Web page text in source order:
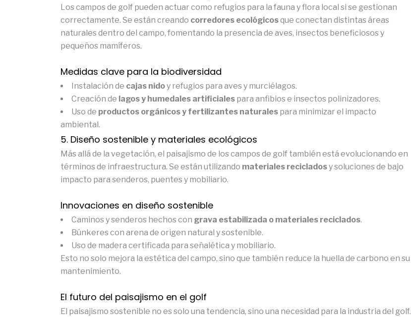
Los campos de golf pueden actuar como refugios para la fauna y flora local si se gestionan
correctamente. Se están creando corredores ecológicosque conectan distintas áreas
naturales dentro del campo, fomentando la presencia de aves, insectos beneficiosos y
pequeños mamíferos.
Medidas clave para la biodiversidad
Instalación de cajas nidoy refugios para aves y murciélagos.
Creación de lagos y humedales artificiales para anfibios e insectos polinizadores.
Uso de productos orgánicos y fertilizantes naturales para minimizar el impacto
ambiental.
5. Diseño sostenible y materiales ecológicos
Más allá de la vegetación, el paisajismo de los campos de golf también está evolucionando en
términos de infraestructura. Se están utilizando materiales recicladosy soluciones de bajo
impacto para senderos, puentes y mobiliario.
Innovaciones en diseño sostenible
Caminos y senderos hechos con grava estabilizada o materiales reciclados.
Búnkeres con arena de origen natural y sostenible.
Uso de madera certificada para señalética y mobiliario.
Esto no solo mejora la estética del campo, sino que también reduce la huella de carbono en su
mantenimiento.
El futuro del paisajismo en el golf
El paisajismo sostenible no es solo una tendencia, sino una necesidad para la industria del golf.